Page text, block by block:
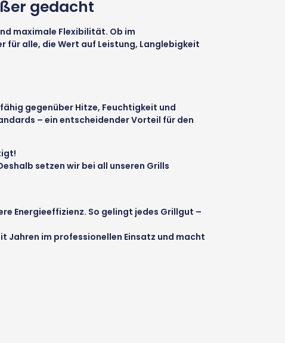
gedacht
maximale Flexibilität. Ob im
für alle, die Wert auf Leistung, Langlebigkeit
gegenüber Hitze, Feuchtigkeit und
– ein entscheidender Vorteil für den
setzen wir bei all unseren Grills
Energieeffizienz. So gelingt jedes Grillgut –
Jahren im professionellen Einsatz und macht